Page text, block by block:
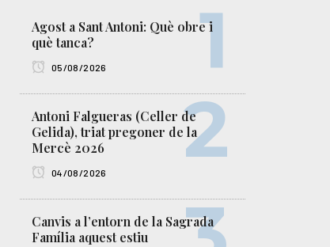
Agost a Sant Antoni: Què obre i
què tanca?
05/08/2026
Antoni Falgueras (Celler de
Gelida), triat pregoner de la
Mercè 2026
04/08/2026
Canvis a l’entorn de la Sagrada
Família aquest estiu